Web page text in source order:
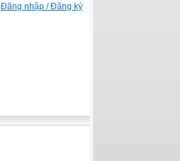
Đăng nhập / Đăng ký